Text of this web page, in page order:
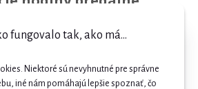
fungovalo tak, ako má...
Niektoré sú nevyhnutné pre správne
iné nám pomáhajú lepšie spoznať, čo
Streda 09-17